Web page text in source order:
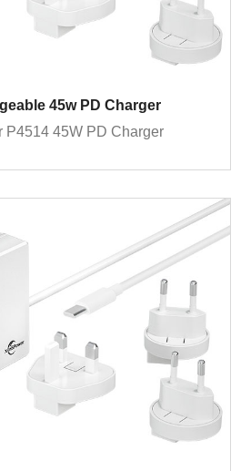
45w PD Charger
P4514 45W PD Charger